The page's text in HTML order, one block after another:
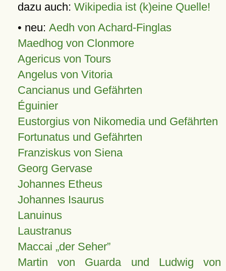
dazu auch: Wikipedia ist (k)eine Quelle!
• neu: Aedh von Achard-Finglas
Maedhog von Clonmore
Agericus von Tours
Angelus von Vitoria
Cancianus und Gefährten
Éguinier
Eustorgius von Nikomedia und Gefährten
Fortunatus und Gefährten
Franziskus von Siena
Georg Gervase
Johannes Etheus
Johannes Isaurus
Lanuinus
Laustranus
Maccai „der Seher”
Martin von Guarda und Ludwig von